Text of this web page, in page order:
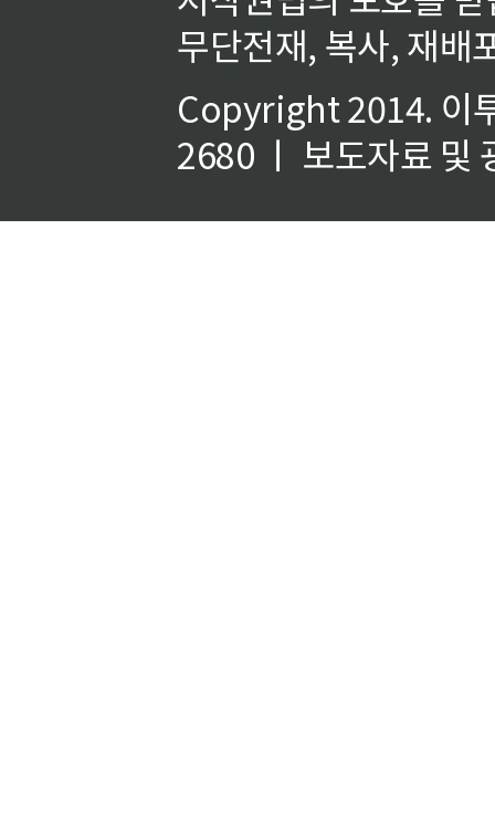
무단전재, 복사, 재배
Copyright 2014. 이
2680 ㅣ 보도자료